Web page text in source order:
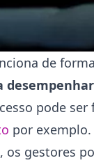
de
pode
por exemplo.
os gestores